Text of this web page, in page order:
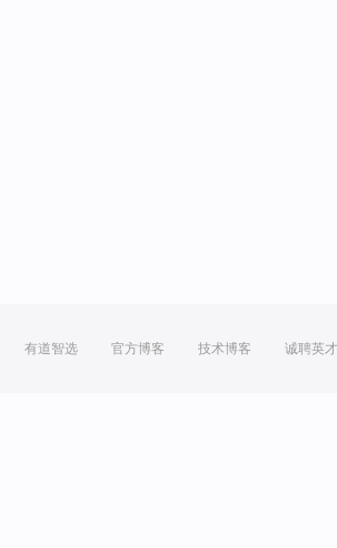
有道智选 官方博客 技术博客 诚聘英才